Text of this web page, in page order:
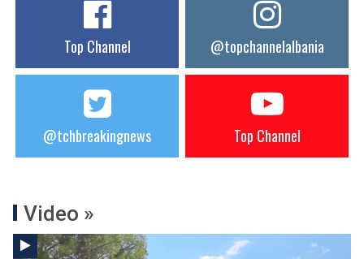
Top Channel @topchannelalbania
@tchbreakingnews Top Channel
Video »